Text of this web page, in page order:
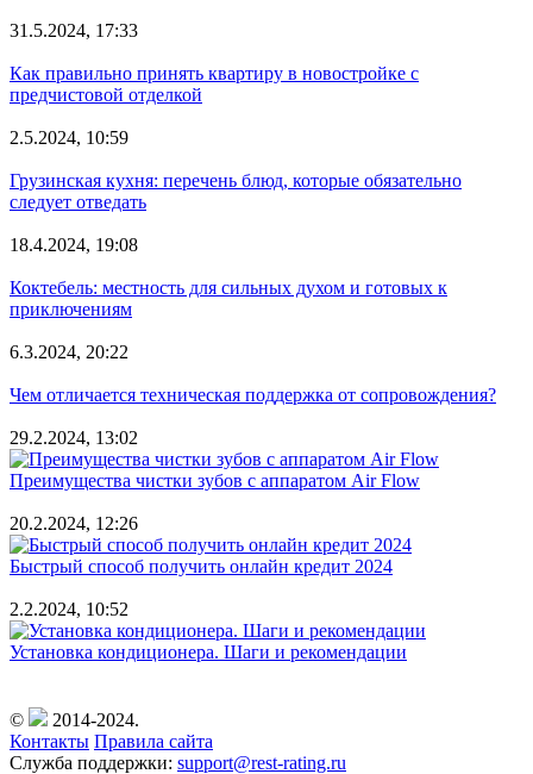
31.5.2024, 17:33
Как правильно принять квартиру в новостройке с
предчистовой отделкой
2.5.2024, 10:59
Грузинская кухня: перечень блюд, которые обязательно
следует отведать
18.4.2024, 19:08
Коктебель: местность для сильных духом и готовых к
приключениям
6.3.2024, 20:22
Чем отличается техническая поддержка от сопровождения?
29.2.2024, 13:02
Преимущества чистки зубов с аппаратом Air Flow
20.2.2024, 12:26
Быстрый способ получить онлайн кредит 2024
2.2.2024, 10:52
Установка кондиционера. Шаги и рекомендации
©
2014-2024.
Контакты Правила сайта
Служба поддержки: support@rest-rating.ru